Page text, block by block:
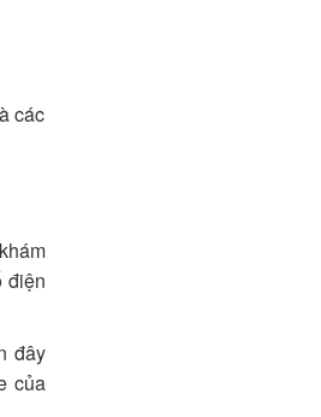
các
điện
đây
của